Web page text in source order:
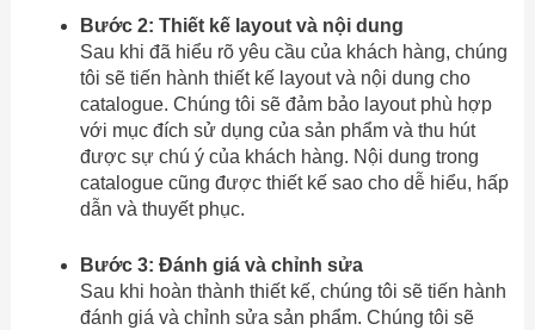
Bước 2: Thiết kế layout và nội dung
Sau khi đã hiểu rõ yêu cầu của khách hàng, chúng
tôi sẽ tiến hành thiết kế layout và nội dung cho
catalogue. Chúng tôi sẽ đảm bảo layout phù hợp
với mục đích sử dụng của sản phẩm và thu hút
được sự chú ý của khách hàng. Nội dung trong
catalogue cũng được thiết kế sao cho dễ hiểu, hấp
dẫn và thuyết phục.
Bước 3: Đánh giá và chỉnh sửa
Sau khi hoàn thành thiết kế, chúng tôi sẽ tiến hành
đánh giá và chỉnh sửa sản phẩm. Chúng tôi sẽ